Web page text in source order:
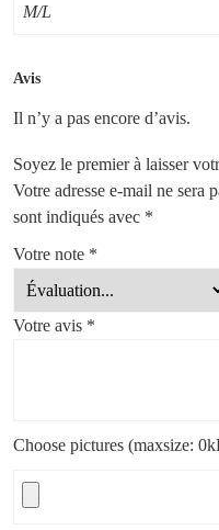
M/L
Avis
Il n’y a pas encore d’avis.
Soyez le premier à laisser
Votre adresse e-mail ne sera
sont indiqués avec *
Votre note *
Votre avis *
Choose pictures (maxsize: